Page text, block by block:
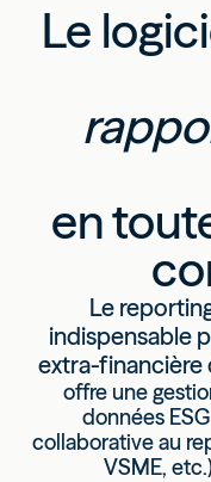
Le
en
Le
indispensable
extra-financière
offre une
données
collaborative au
VSME,